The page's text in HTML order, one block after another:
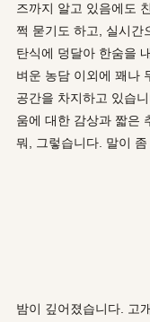
즈까지 알고 있음에도
쩍 묻기도 하고, 실시간
탄식에 덩달아 한숨을
벼운 농담 이외에 꽤나
공간을 차지하고 있습
움에 대한 감상과 짧은
뭐, 그렇습니다. 말이
밤이 깊어졌습니다. 고